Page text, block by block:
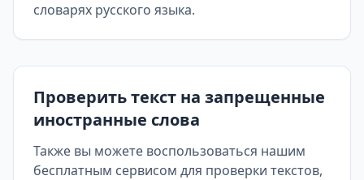
словарях русского языка.
Проверить текст на запрещенные
иностранные слова
Также вы можете воспользоваться нашим
бесплатным сервисом для проверки текстов,